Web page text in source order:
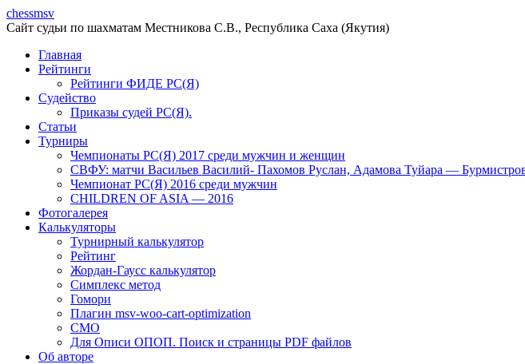
chessmsv
Сайт судьи по шахматам Местникова С.В., Республика Саха (Якутия)
Главная
Рейтинги
Рейтинги ФИДЕ РС(Я)
Судейство
Приказы судей РС(Я).
Статьи
Турниры
Чемпионаты РС(Я) 2017 среди мужчин и женщин
СВФУ: матчи Васильев Василий- Пахомов Руслан, Адамова Туйара —
Чемпионат РС(Я) 2016 среди мужчин
CHILDREN OF ASIA — 2016
Фотогалерея
Калькуляторы
Турнирный калькулятор
Рейтинг
Жордан-Гаусс калькулятор
Симплекс метод
Гомори
Плагин msv-woo-cart-optimization
СМО
Для Описи ОПОП. Поиск и страницы PDF файлов
Об авторe